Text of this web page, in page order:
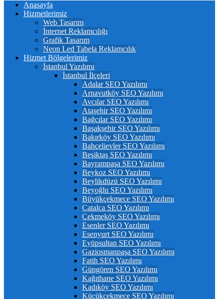
Anasayfa
Hizmetlerimiz
Web Tasarım
İnternet Reklamcılığı
Grafik Tasarım
Neon Led Tabela Reklamcılık
Hizmet Bölgelerimiz
İstanbul Yazılımı
İstanbul İlçeleri
Adalar SEO Yazılımı
Arnavutköy SEO Yazılımı
Avcılar SEO Yazılımı
Ataşehir SEO Yazılımı
Bağcılar SEO Yazılımı
Başakşehir SEO Yazılımı
Bakırköy SEO Yazılımı
Bahçelievler SEO Yazılımı
Beşiktaş SEO Yazılımı
Bayrampaşa SEO Yazılımı
Beykoz SEO Yazılımı
Beylikdüzü SEO Yazılımı
Beyoğlu SEO Yazılımı
Büyükçekmece SEO Yazılımı
Çatalca SEO Yazılımı
Çekmeköy SEO Yazılımı
Esenler SEO Yazılımı
Esenyurt SEO Yazılımı
Eyüpsultan SEO Yazılımı
Gaziosmanpaşa SEO Yazılımı
Fatih SEO Yazılımı
Güngören SEO Yazılımı
Kağıthane SEO Yazılımı
Kadıköy SEO Yazılımı
Küçükçekmece SEO Yazılımı